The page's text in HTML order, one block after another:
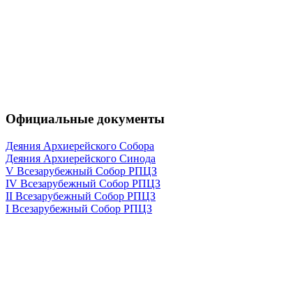
Официальные документы
Деяния Архиерейского Собора
Деяния Архиерейского Синода
V Всезарубежный Собор РПЦЗ
IV Всезарубежный Собор РПЦЗ
II Всезарубежный Собор РПЦЗ
I Всезарубежный Собор РПЦЗ